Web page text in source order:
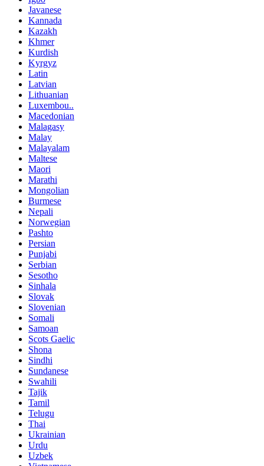
Javanese
Kannada
Kazakh
Khmer
Kurdish
Kyrgyz
Latin
Latvian
Lithuanian
Luxembou..
Macedonian
Malagasy
Malay
Malayalam
Maltese
Maori
Marathi
Mongolian
Burmese
Nepali
Norwegian
Pashto
Persian
Punjabi
Serbian
Sesotho
Sinhala
Slovak
Slovenian
Somali
Samoan
Scots Gaelic
Shona
Sindhi
Sundanese
Swahili
Tajik
Tamil
Telugu
Thai
Ukrainian
Urdu
Uzbek